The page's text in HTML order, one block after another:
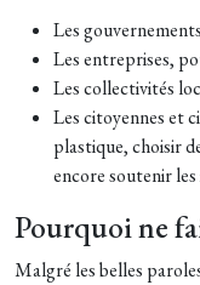
Les
Les entreprises,
Les collectivités
Les citoyennes et
plastique, choisir
encore soutenir
Pourquoi ne
Malgré les belles